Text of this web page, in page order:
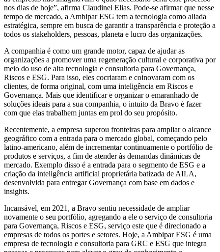
nos dias de hoje”, afirma Claudinei Elias. Pode-se afirmar que nesse
tempo de mercado, a Ambipar ESG tem a tecnologia como aliada
estratégica, sempre em busca de garantir a transparência e proteção a
todos os stakeholders, pessoas, planeta e lucro das organizações.
A companhia é como um grande motor, capaz de ajudar as
organizações a promover uma regeneração cultural e corporativa por
meio do uso de alta tecnologia e consultoria para Governança,
Riscos e ESG. Para isso, eles cocriaram e coinovaram com os
clientes, de forma original, com uma inteligência em Riscos e
Governança. Mais que identificar e organizar o emaranhado de
soluções ideais para a sua companhia, o intuito da Bravo é fazer
com que elas trabalhem juntas em prol do seu propósito.
Recentemente, a empresa superou fronteiras para ampliar o alcance
geográfico com a entrada para o mercado global, começando pelo
latino-americano, além de incrementar continuamente o portfólio de
produtos e serviços, a fim de atender às demandas dinâmicas de
mercado. Exemplo disso é a entrada para o segmento de ESG e a
criação da inteligência artificial proprietária batizada de AILA,
desenvolvida para entregar Governança com base em dados e
insights.
Incansável, em 2021, a Bravo sentiu necessidade de ampliar
novamente o seu portfólio, agregando a ele o serviço de consultoria
para Governança, Riscos e ESG, serviço este que é direcionado a
empresas de todos os portes e setores. Hoje, a Ambipar ESG é uma
empresa de tecnologia e consultoria para GRC e ESG que integra